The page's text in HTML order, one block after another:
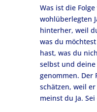
Was ist die
wohlüberlegten
hinterher, weil
was du
hast, was du
selbst und
genommen. Der
schätzen, weil
meinst du Ja.